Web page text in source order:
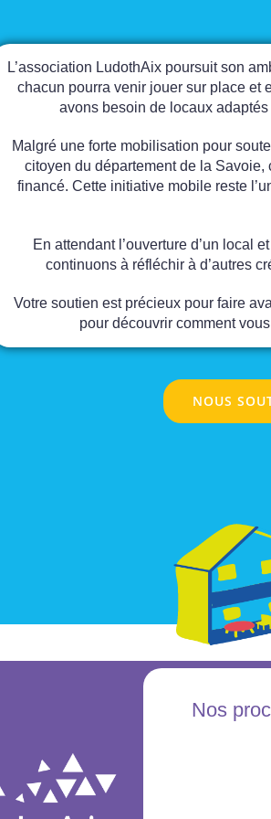
L’association LudothAix poursuit son
chacun pourra venir jouer sur place et
avons besoin de locaux
Malgré une forte mobilisation pour
citoyen du département de la Savoie,
financé. Cette initiative mobile reste
En attendant l’ouverture d’un local
continuons à réfléchir à d’autres
Votre soutien est précieux pour faire
pour découvrir comment
NOUS
Nos